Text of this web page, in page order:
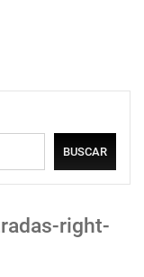
BUSCAR
right-